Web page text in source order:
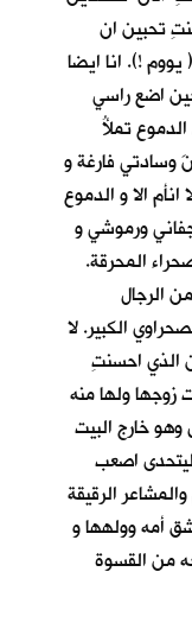
تحبين ان
!). انا ايضا
اضع راسي
تملأُ
وسادتي فارغة و
الا و الدموع
ورموشي و
المحرقة.
الرجال
الكبير. لا
الذي احسنتِ
زوجها ولها منه
خارج البيت
اصعب
الرقيقة
أمه وولهها و
من القسوة